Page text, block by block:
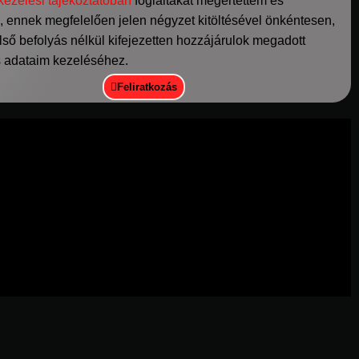
ennek megfelelően jelen négyzet kitöltésével önkéntesen,
befolyás nélkül kifejezetten hozzájárulok megadott
adataim kezeléséhez.
Feliratkozás